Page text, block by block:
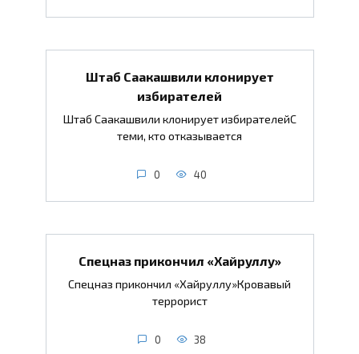
Штаб Саакашвили клонирует
избирателей
Штаб Саакашвили клонирует избирателейС
теми, кто отказывается
0 40
Спецназ прикончил «Хайруллу»
Спецназ прикончил «Хайруллу»Кровавый
террорист
0 38